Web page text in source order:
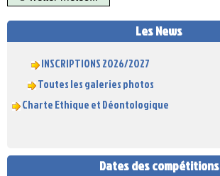
Les News
INSCRIPTIONS 2026/2027
Toutes les galeries photos
Charte Ethique et Déontologique
Dates des compétitions